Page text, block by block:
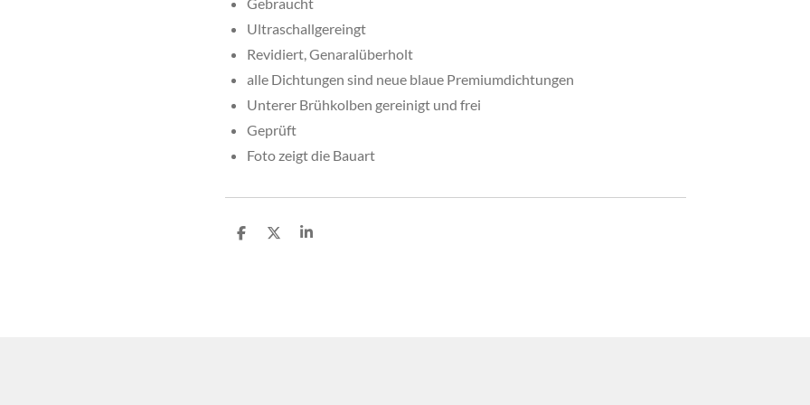
Ultraschallgereingt
Revidiert, Genaralüberholt
alle Dichtungen sind neue blaue Premiumdichtungen
Unterer Brühkolben gereinigt und frei
Geprüft
Foto zeigt die Bauart
T
T
T